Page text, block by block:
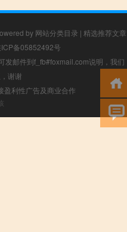
by 网站分类目录 | 精选推荐文章
ICP备05852492号
发邮件到f_fb#foxmail.com说明，我们
谢谢
盈利性广告及商业合作